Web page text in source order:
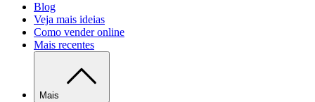
Blog
Veja mais ideias
Como vender online
Mais recentes
Mais